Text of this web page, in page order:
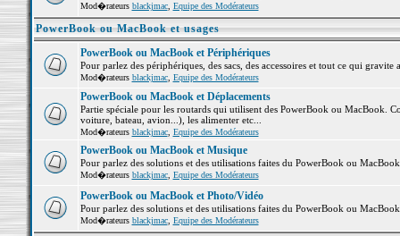
Mod�rateurs blackjmac, Equipe des Modérateurs
PowerBook ou MacBook et usages
PowerBook ou MacBook et Périphériques
Pour parlez des périphériques, des sacs, des accessoires et tout ce qui
Mod�rateurs blackjmac, Equipe des Modérateurs
PowerBook ou MacBook et Déplacements
Partie spéciale pour les routards qui utilisent des PowerBook ou MacBook.
voiture, bateau, avion...), les alimenter etc...
Mod�rateurs blackjmac, Equipe des Modérateurs
PowerBook ou MacBook et Musique
Pour parlez des solutions et des utilisations faites du PowerBook ou
Mod�rateurs blackjmac, Equipe des Modérateurs
PowerBook ou MacBook et Photo/Vidéo
Pour parlez des solutions et des utilisations faites du PowerBook ou
Mod�rateurs blackjmac, Equipe des Modérateurs